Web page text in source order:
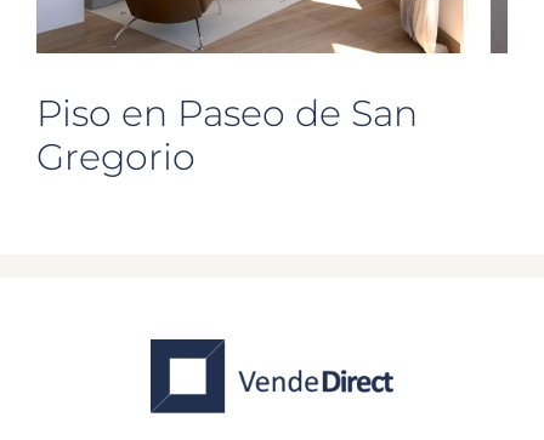
Piso en Paseo de San
Gregorio